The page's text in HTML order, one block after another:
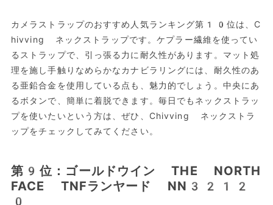
カメラストラップのおすすめ人気ランキング第10位は、C
hivving ネックストラップです。ケプラー繊維を使ってい
るストラップで、引っ張る力に耐久性があります。マット処
理を施し手触りなめらかなカナビラリングには、耐久性のあ
る亜鉛合金を使用している点も、魅力的でしょう。中央にあ
るボタンで、簡単に着脱できます。毎日でもネックストラッ
プを使いたいという方は、ぜひ、Chivving ネックストラ
ップをチェックしてみてください。
第9位：ゴールドウイン THE NORTH
FACE TNFランヤード NN3212
0